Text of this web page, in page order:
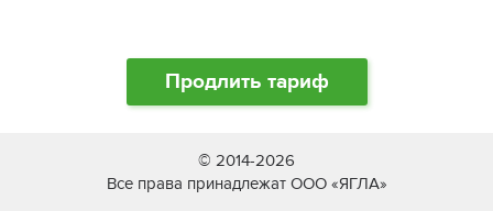
Продлить тариф
© 2014-2026
Все права принадлежат ООО «ЯГЛА»